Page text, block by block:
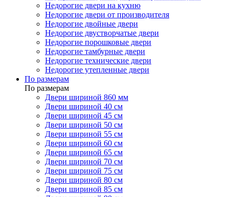
Недорогие двери на кухню
Недорогие двери от производителя
Недорогие двойные двери
Недорогие двустворчатые двери
Недорогие порошковые двери
Недорогие тамбурные двери
Недорогие технические двери
Недорогие утепленные двери
По размерам
По размерам
Двери шириной 860 мм
Двери шириной 40 см
Двери шириной 45 см
Двери шириной 50 см
Двери шириной 55 см
Двери шириной 60 см
Двери шириной 65 см
Двери шириной 70 см
Двери шириной 75 см
Двери шириной 80 см
Двери шириной 85 см